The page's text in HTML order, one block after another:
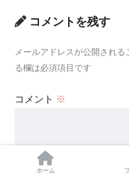
コメントを残す
メールアドレスが公開される
る欄は必須項目です
コメント ※
ホーム